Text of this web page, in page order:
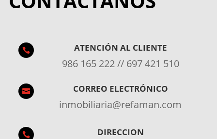
 ATENCIÓN AL CLIENTE
986 165 222 // 697 421 510
 CORREO ELECTRÓNICO
inmobiliaria@refaman.com
 DIRECCION